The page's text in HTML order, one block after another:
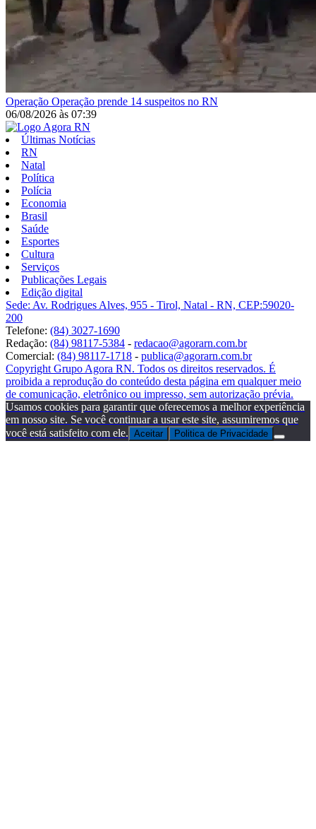
Operação Operação prende 14 suspeitos no RN
06/08/2026 às 07:39
Últimas Notícias
RN
Natal
Política
Polícia
Economia
Brasil
Saúde
Esportes
Cultura
Serviços
Publicações Legais
Edição digital
Sede: Av. Rodrigues Alves, 955 - Tirol, Natal - RN, CEP:59020-
200
Telefone: (84) 3027-1690
Redação: (84) 98117-5384 - redacao@agorarn.com.br
Comercial: (84) 98117-1718 - publica@agorarn.com.br
Copyright Grupo Agora RN. Todos os direitos reservados. É
proibida a reprodução do conteúdo desta página em qualquer meio
de comunicação, eletrônico ou impresso, sem autorização prévia.
Usamos cookies para garantir que oferecemos a melhor experiência
em nosso site. Se você continuar a usar este site, assumiremos que
você está satisfeito com ele. Aceitar Politica de Privacidade